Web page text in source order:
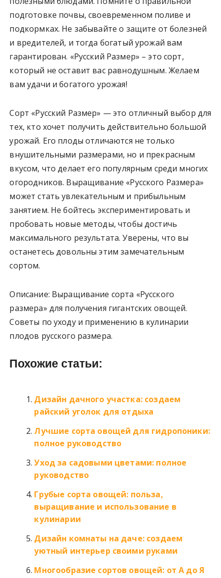
подготовке почвы, своевременном поливе и
подкормках. Не забывайте о защите от болезней
и вредителей, и тогда богатый урожай вам
гарантирован. «Русский Размер» – это сорт,
который не оставит вас равнодушным. Желаем
вам удачи и богатого урожая!
Сорт «Русский Размер» — это отличный выбор для
тех, кто хочет получить действительно большой
урожай. Его плоды отличаются не только
внушительными размерами, но и прекрасным
вкусом, что делает его популярным среди многих
огородников. Выращивание «Русского Размера»
может стать увлекательным и прибыльным
занятием. Не бойтесь экспериментировать и
пробовать новые методы, чтобы достичь
максимального результата. Уверены, что вы
останетесь довольны этим замечательным
сортом.
Описание: Выращивание сорта «Русского
размера» для получения гигантских овощей.
Советы по уходу и применению в кулинарии
плодов русского размера.
Похожие статьи:
Дизайн дачного участка: создаем
райский уголок для отдыха
Лучшие сорта овощей для гидропоники:
полное руководство
Уход за садовыми цветами: полное
руководство
Грубые сорта овощей: польза,
выращивание и использование в
кулинарии
Дизайн комнаты на даче: создаем
уютный интерьер своими руками
Многообразие сортов овощей: от А до Я